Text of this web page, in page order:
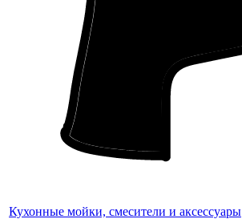
Кухонные мойки, смесители и аксессуары